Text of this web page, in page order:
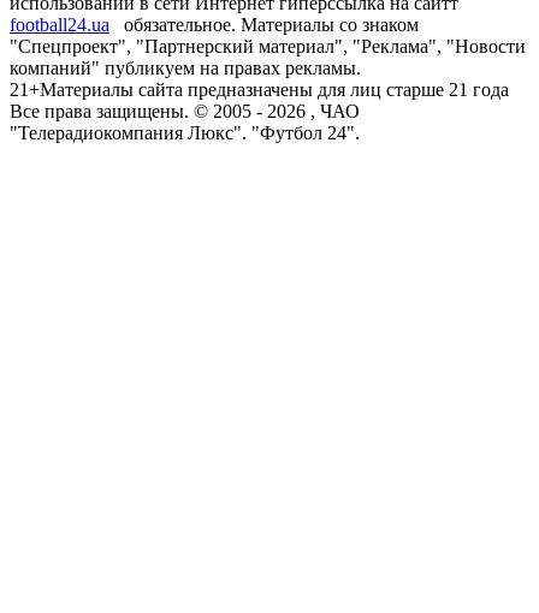
football24.ua
обязательное. Материалы со знаком
"Спецпроект", "Партнерский материал", "Реклама", "Новости
компаний" публикуем на правах рекламы.
21+Материалы сайта предназначены для лиц старше 21 года
Все права защищены. © 2005 - 2026 , ЧАО
"Телерадиокомпания Люкс". "Футбол 24".